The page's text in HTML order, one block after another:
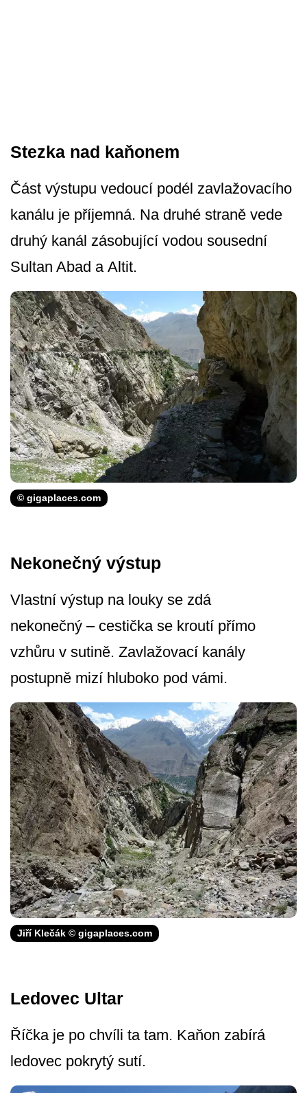
Stezka nad kaňonem
Část výstupu vedoucí podél zavlažovacího
kanálu je příjemná. Na druhé straně vede
druhý kanál zásobující vodou sousední
Sultan Abad a Altit.
© gigaplaces.com
Nekonečný výstup
Vlastní výstup na louky se zdá
nekonečný – cestička se kroutí přímo
vzhůru v sutině. Zavlažovací kanály
postupně mizí hluboko pod vámi.
Jiří Klečák © gigaplaces.com
Ledovec Ultar
Říčka je po chvíli ta tam. Kaňon zabírá
ledovec pokrytý sutí.